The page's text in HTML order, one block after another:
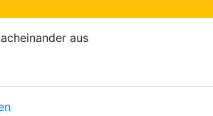
aus